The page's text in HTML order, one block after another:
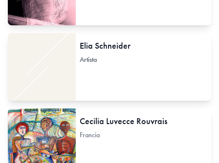
Elia Schneider
Artista
Cecilia Luvecce Rouvrais
Francia